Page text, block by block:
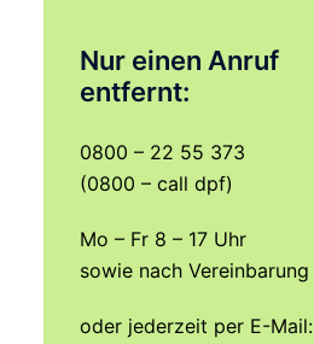
Nur einen Anruf
entfernt:
0800 – 22 55 373
(0800 – call dpf)
Mo – Fr 8 – 17 Uhr
sowie nach Vereinbarung
oder jederzeit per E-Mail: